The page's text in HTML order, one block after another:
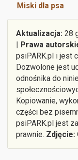
Miski dla psa
Aktualizacja: 28
| Prawa
psiPARK.pl i jest
Dozwolone jest
odnośnika do
Kopiowanie,
części bez
psiPARK.pl jest
prawnie. Zdjęcie: